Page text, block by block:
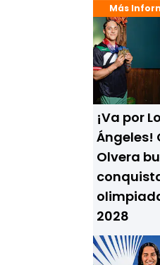
Más
¡Va por
Ángeles!
Olvera
2028